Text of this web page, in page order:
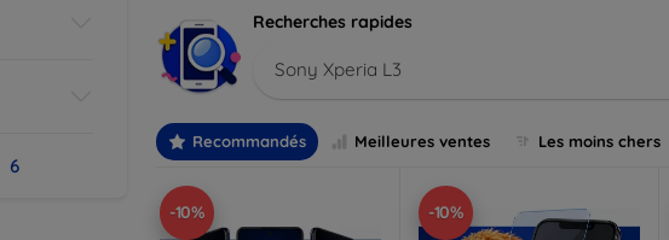
6
Recherches rapides
Sony Xperia L3
Recommandés Meilleures ventes Les moins chers
-10% -10%